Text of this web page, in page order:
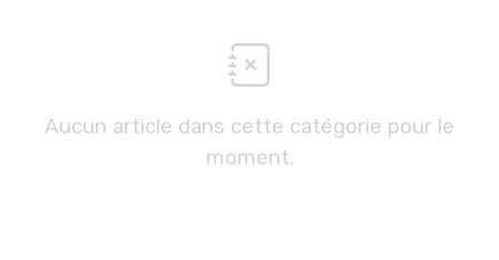
Aucun article dans cette catégorie pour le
moment.